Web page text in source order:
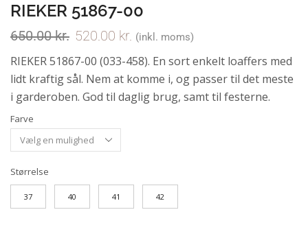
RIEKER 51867-00
650.00kr. 520.00 kr. (inkl. moms)
RIEKER 51867-00 (033-458). En sort enkelt loaffers med
lidt kraftig sål. Nem at komme i, og passer til det meste
i garderoben. God til daglig brug, samt til festerne.
Farve
Størrelse
37 40 41 42